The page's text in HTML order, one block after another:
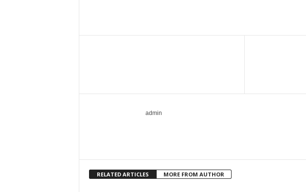
admin
RELATED ARTICLES MORE FROM AUTHOR